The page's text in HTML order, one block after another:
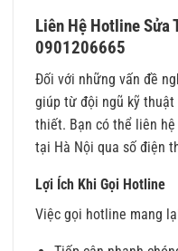
Liên Hệ Hotline Sửa
0901206665
Đối với những vấn đề
giúp từ đội ngũ kỹ
thiết. Bạn có thể liên
tại Hà Nội qua số điện
Lợi Ích Khi Gọi Hotline
Việc gọi hotline mang